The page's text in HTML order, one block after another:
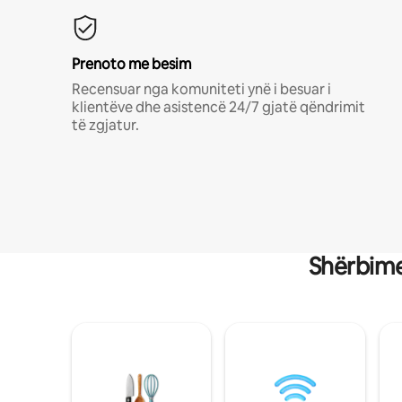
Prenoto me besim
Recensuar nga komuniteti ynë i besuar i
klientëve dhe asistencë 24/7 gjatë qëndrimit
të zgjatur.